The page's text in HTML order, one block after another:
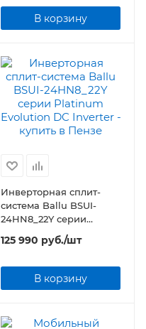
В корзину
Инверторная сплит-
система Ballu BSUI-
24HN8_22Y серии
Platinum Evolution DC
Inverter
125 990 руб./шт
В корзину